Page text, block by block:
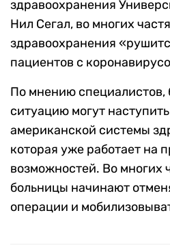
здравоохранения
Нил Сегал, во многих
здравоохранения
пациентов с
По мнению специалистов,
ситуацию могут
американской системы
которая уже работает на
возможностей. Во многих
больницы начинают
операции и